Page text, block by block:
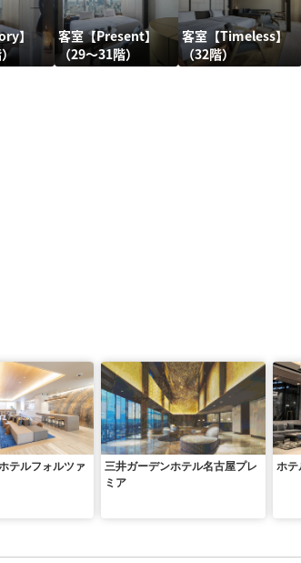
】
客室【Present】
（29～31階）
客室【Timeless】
（32階）
テルフォルツァ
三井ガーデンホテル名古屋プレ
ミア
ホ